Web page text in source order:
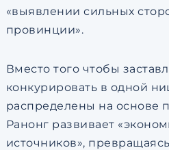
«выявлении сильных
провинции».
Вместо того чтобы
конкурировать в одной
распределены на основе
Ранонг развивает
источников»,